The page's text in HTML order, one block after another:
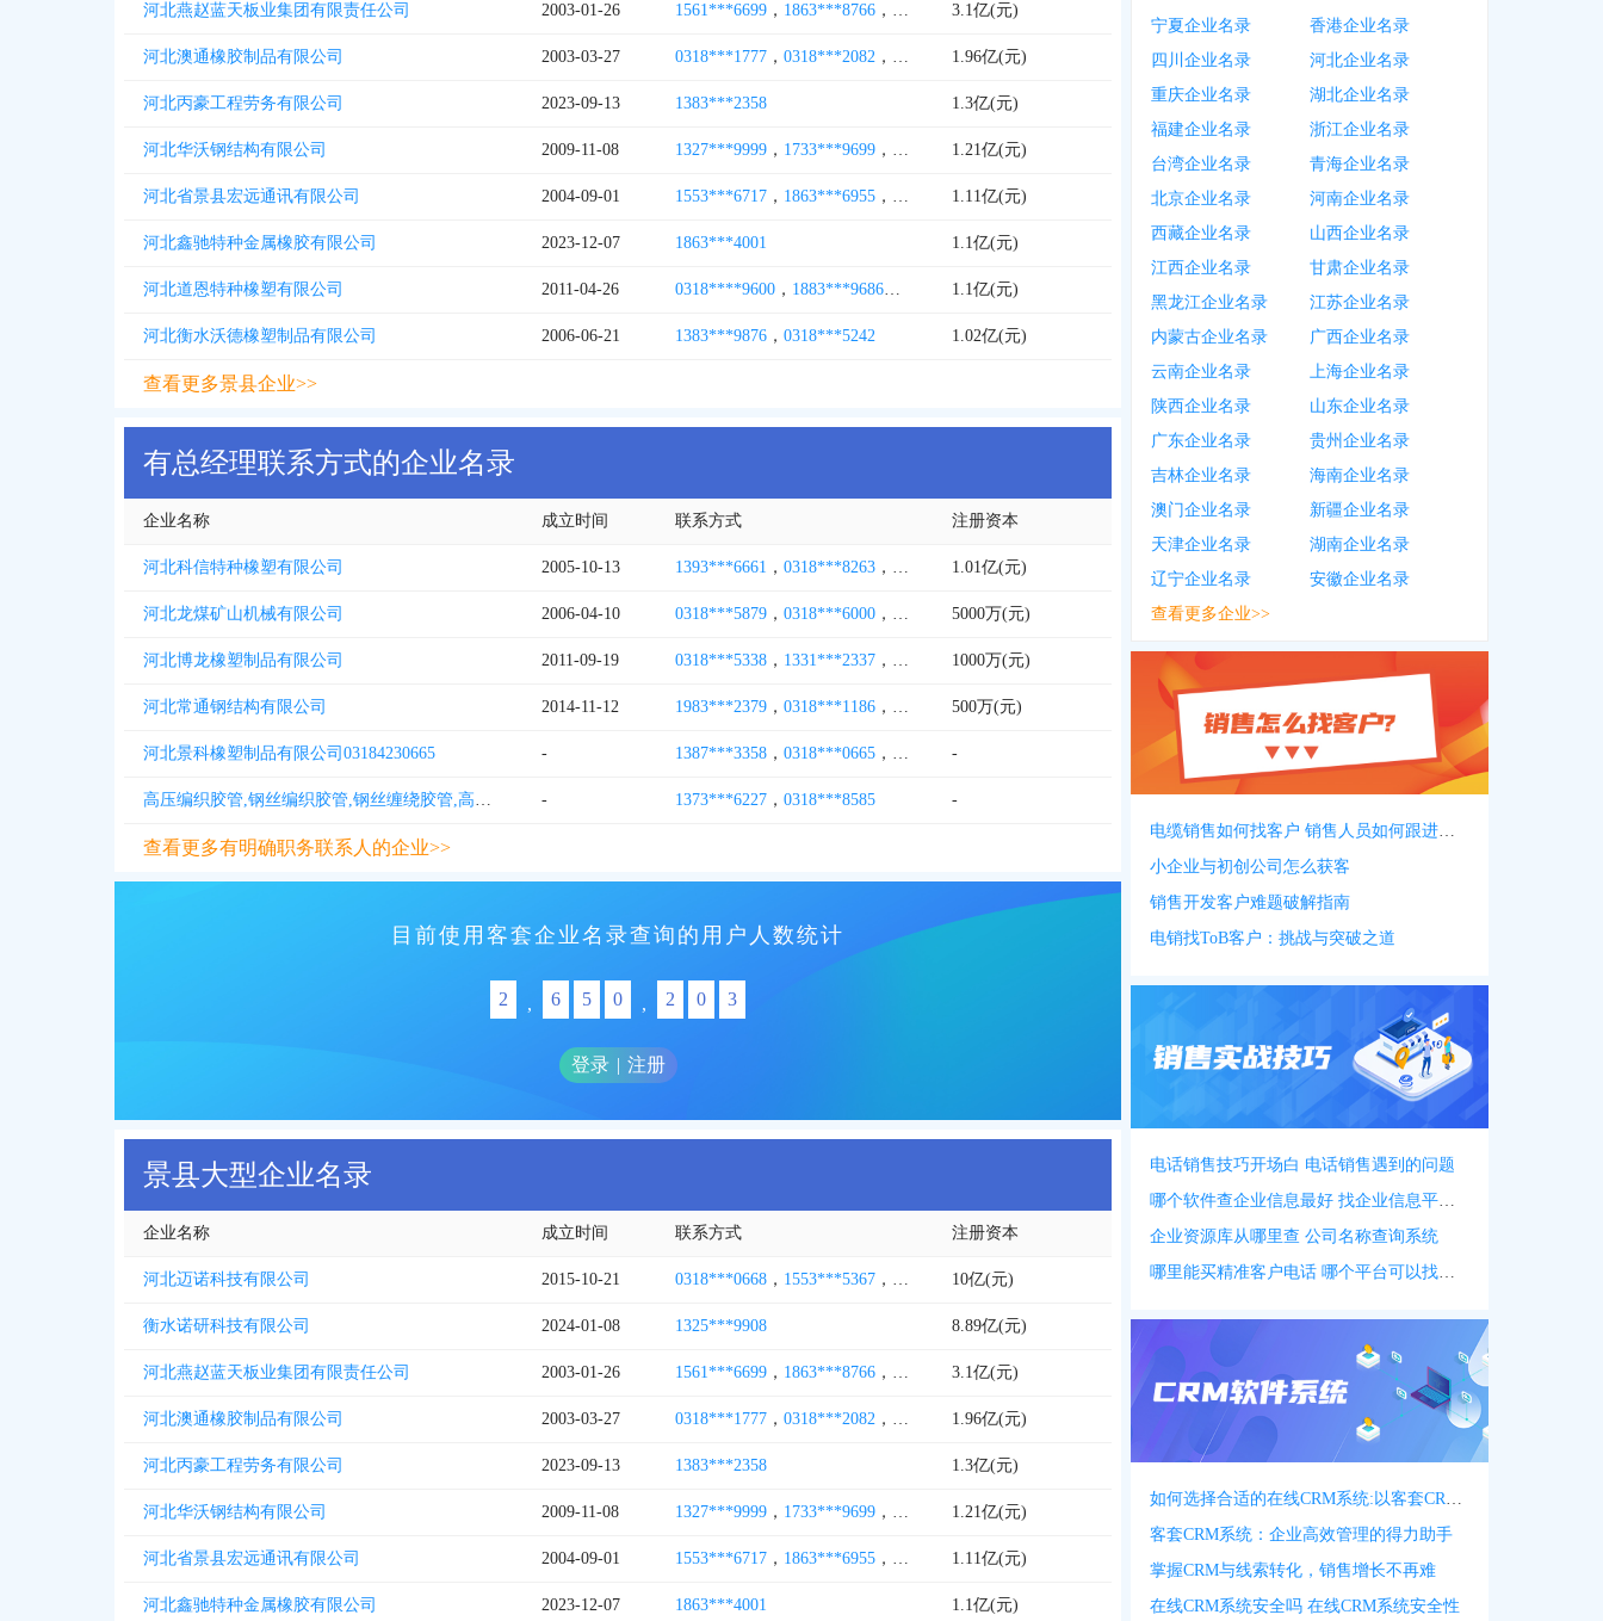
河北燕赵蓝天板业集团有限责任公司 2003-01-26 1561***6699 ， 1863***8766 ， 0318***8556，0318***2599
3.1亿(元)
河北澳通橡胶制品有限公司 2003-03-27 0318***1777 ， 0318***2082 ， 1329***3888，1870***3737 1550***2534，0318***2081 ，0318***2801
1.96亿(元)
河北丙豪工程劳务有限公司 2023-09-13 1383***2358 1.3亿(元)
河北华沃钢结构有限公司 2009-11-08 1327***9999 ， 1733***9699 ， 0318***1156，1880***5550
1.21亿(元)
河北省景县宏远通讯有限公司 2004-09-01 1553***6717 ， 1863***6955 ， 1390***4282，1561***3282 0318***3307，0318***0368 ，1308***6867
1.11亿(元)
河北鑫驰特种金属橡胶有限公司 2023-12-07 1863***4001 1.1亿(元)
河北道恩特种橡塑有限公司 2011-04-26 0318****9600 ， 1883***9686， 4006264815，1893***5868 0318***6913 ， 0318***9666 1803***9998
1.1亿(元)
河北衡水沃德橡塑制品有限公司 2006-06-21 1383***9876 ， 0318***5242 1.02亿(元)
查看更多景县企业>>
有总经理联系方式的企业名录
企业名称 成立时间 联系方式 注册资本
河北科信特种橡塑有限公司 2005-10-13 1393***6661 ， 0318***8263 ， 1373***9906，0318***9566
1.01亿(元)
河北龙煤矿山机械有限公司 2006-04-10 0318***5879 ， 0318***6000 ， 1380***8326，0318***2622
5000万(元)
河北博龙橡塑制品有限公司 2011-09-19 0318***5338 ， 1331***2337 ， 0318***7888，1393***3335
1000万(元)
河北常通钢结构有限公司 2014-11-12 1983***2379 ， 0318***1186 ， 1863***9933，1833***7616 1513***9907 ， 0318***6316
500万(元)
河北景科橡塑制品有限公司03184230665 - 1387***3358 ， 0318***0665 ， 1313***8082
-
高压编织胶管,钢丝编织胶管,钢丝缠绕胶管,高压钢丝缠绕胶管河北同达昕橡塑有限公司03184368585 - 1373***6227 ， 0318***8585 -
查看更多有明确职务联系人的企业>>
目前使用客套企业名录查询的用户人数统计
2 , 6 5 0 , 2 0 3
登录 | 注册
景县大型企业名录
企业名称 成立时间 联系方式 注册资本
河北迈诺科技有限公司 2015-10-21 0318***0668 ， 1553***5367 ， 0318***6669，1580***4941 1553***5962
10亿(元)
衡水诺研科技有限公司 2024-01-08 1325***9908 8.89亿(元)
河北燕赵蓝天板业集团有限责任公司 2003-01-26 1561***6699 ， 1863***8766 ， 0318***8556，0318***2599 0318***8169， 0318***6666 1860***8069
3.1亿(元)
河北澳通橡胶制品有限公司 2003-03-27 0318***1777 ， 0318***2082 ， 1329***3888，1870***3737 0318***2081 0318***2801 1850***5628
1.96亿(元)
河北丙豪工程劳务有限公司 2023-09-13 1383***2358 1.3亿(元)
河北华沃钢结构有限公司 2009-11-08 1327***9999 ， 1733***9699 ， 0318***1156，1880***5550 1383***0897， 1383***7678 1563***0000 ，
1.21亿(元)
河北省景县宏远通讯有限公司 2004-09-01 1553***6717 ， 1863***6955 ， 1390***4282，1561***3282 0318***3307 0318***0368 ， 1308***6867 ，
1.11亿(元)
河北鑫驰特种金属橡胶有限公司 2023-12-07 1863***4001 1.1亿(元)
宁夏企业名录
香港企业名录
四川企业名录
河北企业名录
重庆企业名录
湖北企业名录
福建企业名录
浙江企业名录
台湾企业名录
青海企业名录
北京企业名录
河南企业名录
西藏企业名录
山西企业名录
江西企业名录
甘肃企业名录
黑龙江企业名录
江苏企业名录
内蒙古企业名录
广西企业名录
云南企业名录
上海企业名录
陕西企业名录
山东企业名录
广东企业名录
贵州企业名录
吉林企业名录
海南企业名录
澳门企业名录
新疆企业名录
天津企业名录
湖南企业名录
辽宁企业名录
安徽企业名录
查看更多企业>>
电缆销售如何找客户 销售人员如何跟进客户
小企业与初创公司怎么获客
销售开发客户难题破解指南
电销找ToB客户：挑战与突破之道
电话销售技巧开场白 电话销售遇到的问题
哪个软件查企业信息最好 找企业信息平台 app
企业资源库从哪里查 公司名称查询系统
哪里能买精准客户电话 哪个平台可以找客户资源
如何选择合适的在线CRM系统:以客套CRM系统为例
客套CRM系统：企业高效管理的得力助手
掌握CRM与线索转化，销售增长不再难
在线CRM系统安全吗 在线CRM系统安全性